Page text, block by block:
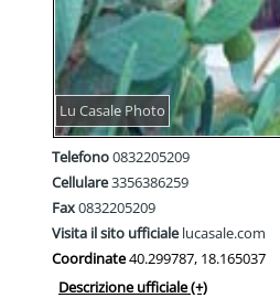
Lu Casale Photo
Telefono0832205209
Cellulare3356386259
Fax0832205209
Visita il sito ufficialelucasale.com
Coordinate40.299787, 18.165037
Descrizione ufficiale(+)